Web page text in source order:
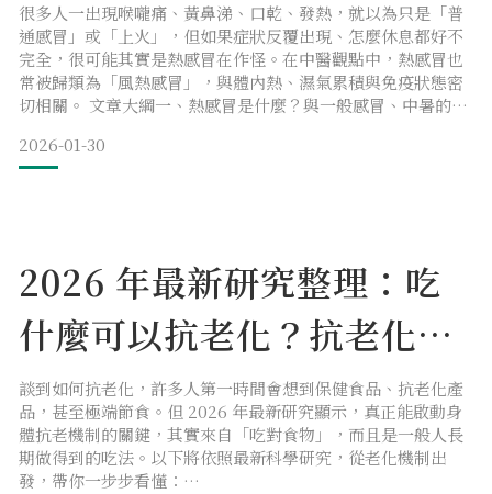
很多人一出現喉嚨痛、黃鼻涕、口乾、發熱，就以為只是「普
通感冒」或「上火」，但如果症狀反覆出現、怎麼休息都好不
完全，很可能其實是熱感冒在作怪。在中醫觀點中，熱感冒也
常被歸類為「風熱感冒」，與體內熱、濕氣累積與免疫狀態密
切相關。 文章大綱一、熱感冒是什麼？與一般感冒、中暑的差
二、熱感冒原因：為什麼夏天、冷氣房特別容易中
三、熱感冒症狀：咳嗽、發燒、黃鼻涕要注意什麼
2026-01-30
2026 年最新研究整理：吃
什麼可以抗老化？抗老化飲
食與抗老化食物一次看懂
談到如何抗老化，許多人第一時間會想到保健食品、抗老化產
品，甚至極端節食。但 2026 年最新研究顯示，真正能啟動身
體抗老機制的關鍵，其實來自「吃對食物」，而且是一般人長
期做得到的吃法。以下將依照最新科學研究，從老化機制出
發，帶你一步步看懂：